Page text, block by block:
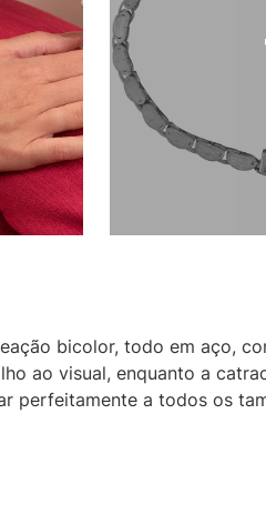
bicolor, todo em aço,
ao visual, enquanto a
perfeitamente a todos os